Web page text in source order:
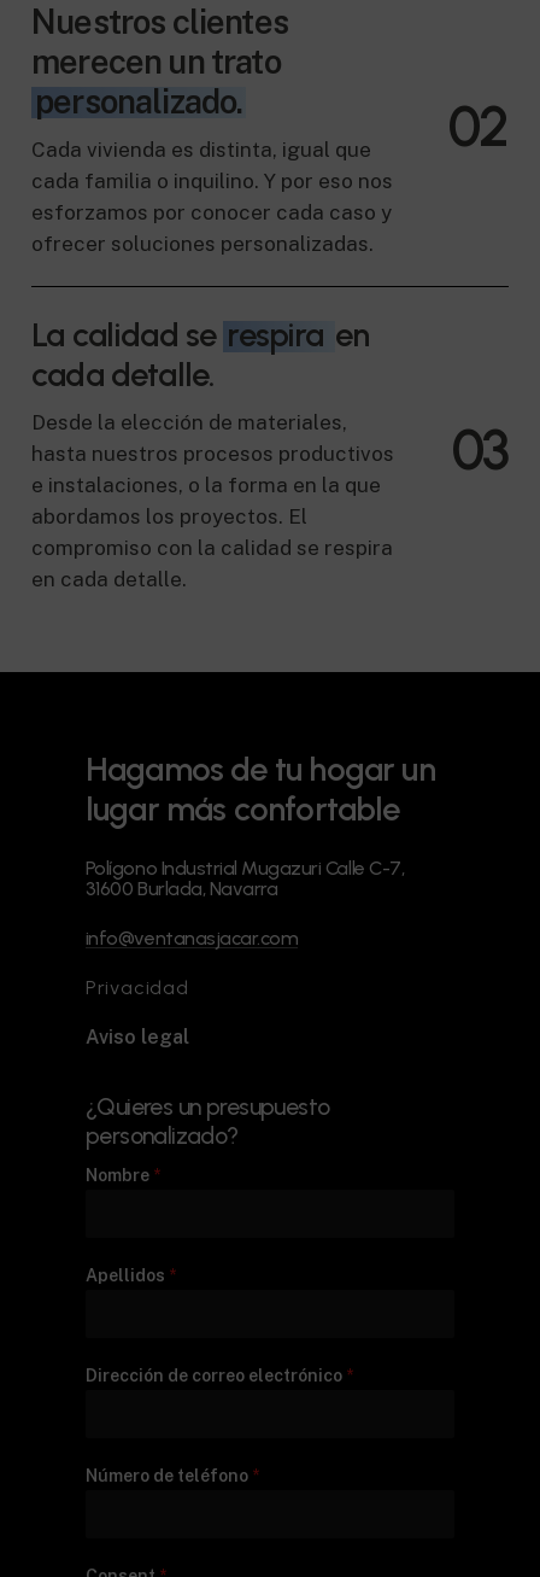
Nuestros clientes
merecen un trato
personalizado.
Cada vivienda es distinta, igual que
cada familia o inquilino. Y por eso nos
esforzamos por conocer cada caso y
ofrecer soluciones personalizadas.
02
La calidad serespira en
cada detalle.
Desde la elección de materiales,
hasta nuestros procesos productivos
e instalaciones, o la forma en la que
abordamos los proyectos. El
compromiso con la calidad se respira
en cada detalle.
03
Hagamos de tu hogar un
lugar más confortable
Polígono Industrial Mugazuri Calle C-7,
31600 Burlada, Navarra
info@ventanasjacar.com
Privacidad
Aviso legal
¿Quieres un presupuesto
personalizado?
Nombre *
Apellidos *
Dirección de correo electrónico *
Número de teléfono *